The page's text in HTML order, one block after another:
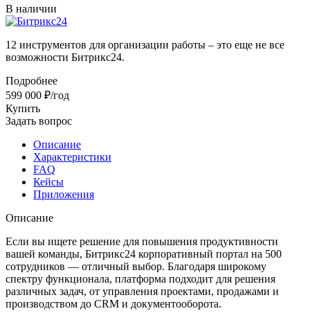
В наличии
12 инструментов для организации работы – это еще не все
возможности Битрикс24.
Подробнее
599 000 ₽/год
Купить
Задать вопрос
Описание
Характеристики
FAQ
Кейсы
Приложения
Описание
Если вы ищете решение для повышения продуктивности
вашей команды, Битрикс24 корпоративный портал на 500
сотрудников — отличный выбор. Благодаря широкому
спектру функционала, платформа подходит для решения
различных задач, от управления проектами, продажами и
производством до CRM и документооборота.